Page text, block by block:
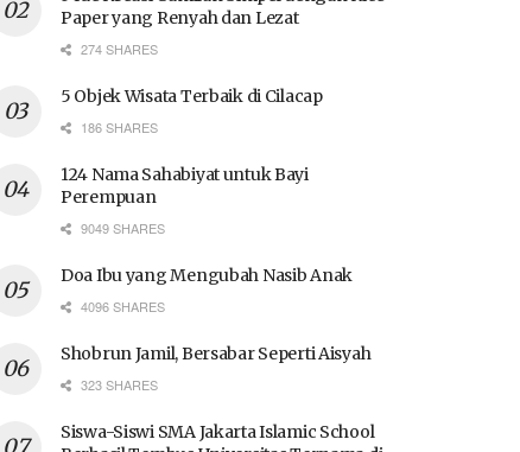
Paper yang Renyah dan Lezat
274 SHARES
5 Objek Wisata Terbaik di Cilacap
186 SHARES
124 Nama Sahabiyat untuk Bayi
Perempuan
9049 SHARES
Doa Ibu yang Mengubah Nasib Anak
4096 SHARES
Shobrun Jamil, Bersabar Seperti Aisyah
323 SHARES
Siswa-Siswi SMA Jakarta Islamic School